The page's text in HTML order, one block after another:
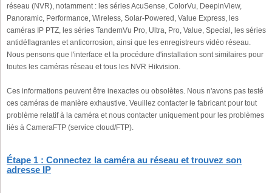
réseau (NVR), notamment : les séries AcuSense, ColorVu, DeepinView,
Panoramic, Performance, Wireless, Solar-Powered, Value Express, les
caméras IP PTZ, les séries TandemVu Pro, Ultra, Pro, Value, Special, les séries
antidéflagrantes et anticorrosion, ainsi que les enregistreurs vidéo réseau.
Nous pensons que l'interface et la procédure d'installation sont similaires pour
toutes les caméras réseau et tous les NVR Hikvision.
Ces informations peuvent être inexactes ou obsolètes. Nous n'avons pas testé
ces caméras de manière exhaustive. Veuillez contacter le fabricant pour tout
problème relatif à la caméra et nous contacter uniquement pour les problèmes
liés à CameraFTP (service cloud/FTP).
Étape 1 : Connectez la caméra au réseau et trouvez son
adresse IP